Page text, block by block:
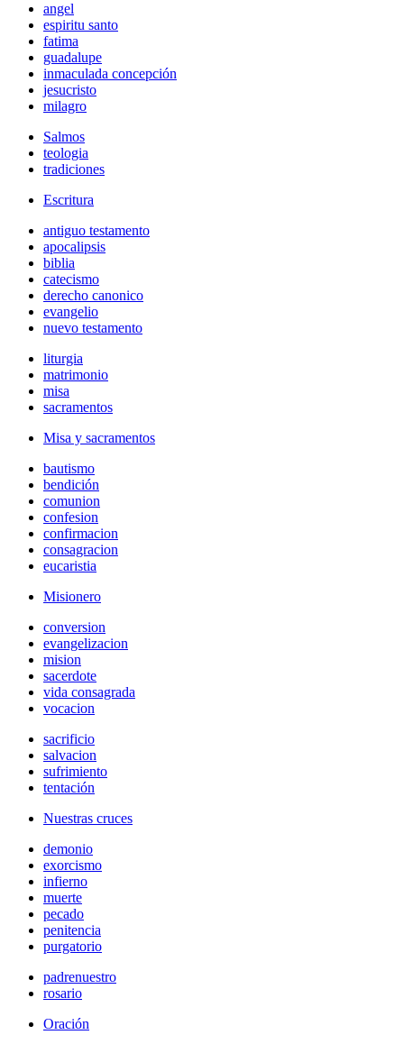
angel
espiritu santo
fatima
guadalupe
inmaculada concepción
jesucristo
milagro
Salmos
teologia
tradiciones
Escritura
antiguo testamento
apocalipsis
biblia
catecismo
derecho canonico
evangelio
nuevo testamento
liturgia
matrimonio
misa
sacramentos
Misa y sacramentos
bautismo
bendición
comunion
confesion
confirmacion
consagracion
eucaristia
Misionero
conversion
evangelizacion
mision
sacerdote
vida consagrada
vocacion
sacrificio
salvacion
sufrimiento
tentación
Nuestras cruces
demonio
exorcismo
infierno
muerte
pecado
penitencia
purgatorio
padrenuestro
rosario
Oración